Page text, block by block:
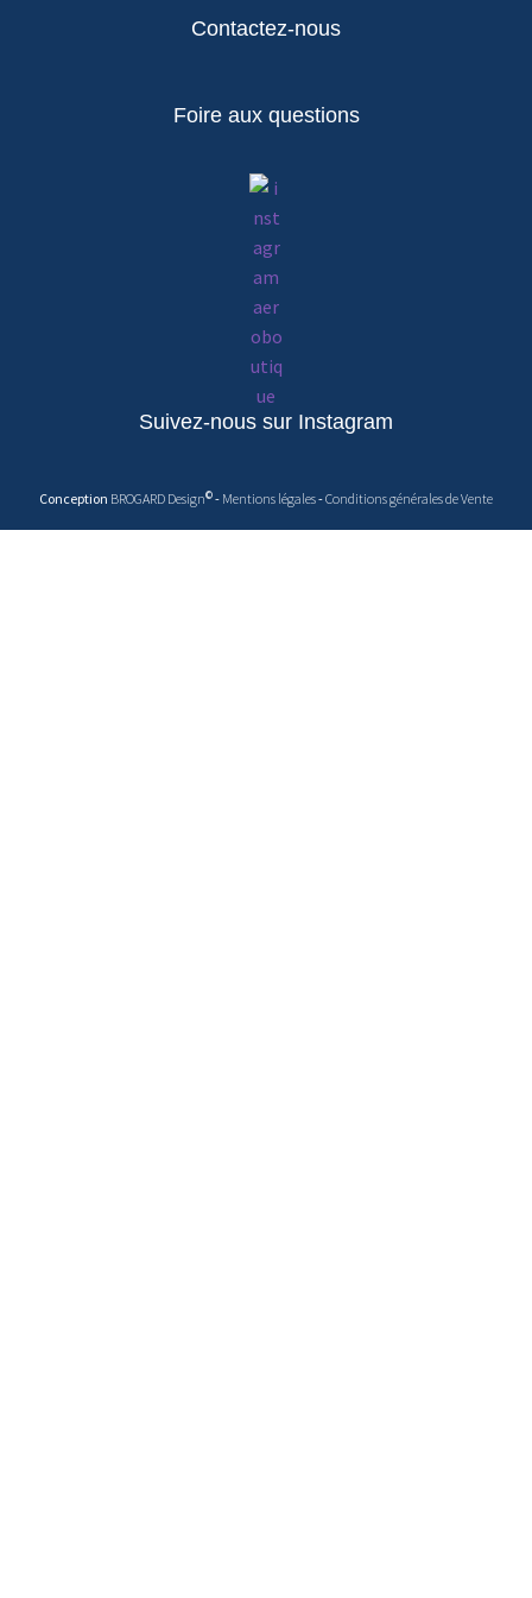
Contactez-nous
Foire aux questions
Suivez-nous sur Instagram
Conception BROGARD Design©- Mentions légales-Conditions générales de Vente